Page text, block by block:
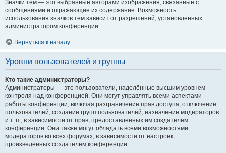
Значки тем — это выбранные авторами изображения, связанные с
сообщениями и отражающие их содержание. Возможность
использования значков тем зависит от разрешений, установленных
администратором конференции.
Вернуться к началу
Уровни пользователей и группы
Кто такие администраторы?
Администраторы — это пользователи, наделённые высшим уровнем
контроля над конференцией. Они могут управлять всеми аспектами
работы конференции, включая разграничение прав доступа, отключение
пользователей, создание групп пользователей, назначение модераторов
и т. п., в зависимости от прав, предоставленных им создателем
конференции. Они также могут обладать всеми возможностями
модераторов во всех форумах, в зависимости от настроек,
произведённых создателем конференции.